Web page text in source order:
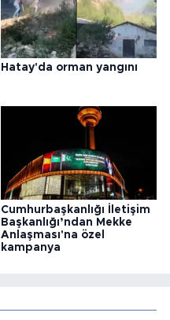
Hatay'da orman yangını
Cumhurbaşkanlığı İletişim
Başkanlığı’ndan Mekke
Anlaşması'na özel
kampanya